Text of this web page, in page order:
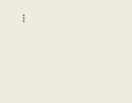
more_vert